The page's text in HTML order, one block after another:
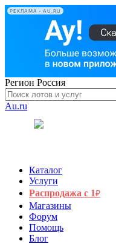
РЕКЛАМА • AU.RU
Регион Россия
Au.ru
Каталог
Услуги
Распродажа с 1₽
Магазины
Форум
Помощь
Блог